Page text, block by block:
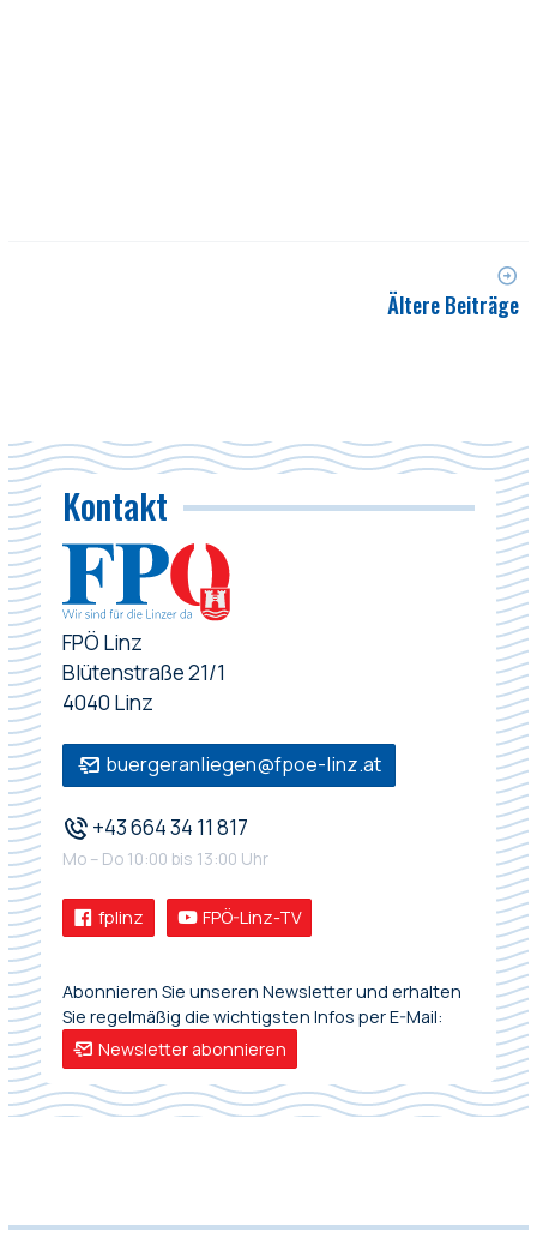
Ältere Beiträge
Kontakt
FPÖ Linz
Blütenstraße 21/1
4040 Linz
buergeranliegen@fpoe-linz.at
+43 664 34 11 817
Mo – Do 10:00 bis 13:00 Uhr
fplinz FPÖ-Linz-TV
Abonnieren Sie unseren Newsletter und erhalten
Sie regelmäßig die wichtigsten Infos per E-Mail:
Newsletter abonnieren